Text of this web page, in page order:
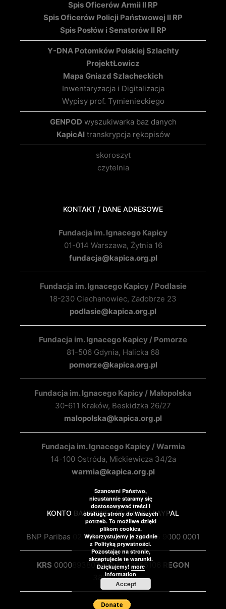
Spis Oficerów Armii II RP
Spis Oficerów Policji Państwowej II RP
Spis Posłów i Senatorów II RP
Y-DNA Potomków Polskiej Szlachty
ProjektŁowicz
Mapa Gniazd Szlacheckich
Inwentaryzacja i Digitalizacja
Wypisy prof. Tymienieckiego
GENPOD wyszukiwarka baz danych
KapicAItranskrypcja rękopisów
skoroszyt
czytelnia
KONTAKT / DANE ADRESOWE
Fundacja im. Ignacego Kapicy
01-014 Warszawa, Żytnia 16
fundacja@kapica.org.pl
Fundacja im. Ignacego Kapicy / Podlasie
18-230 Ciechanowiec, Zadobrze 23
podlasie@kapica.org.pl
Fundacja im. Ignacego Kapicy / Pomorze
81-506 Gdynia, Halicka 68
pomorze@kapica.org.pl
Fundacja im. Ignacego Kapicy / Małopolska
30-611 Kraków, Beskidzka 26/27
malopolska@kapica.org.pl
Fundacja im. Ignacego Kapicy / Warmia
14-100 Ostróda, Mickiewicza 34/2a
warmia@kapica.org.pl
KONTO BANKOWE / REJESTR / PAYPAL
BNP Paribas 02 1600 1462 1857 0385 9000 0001
KRS 0000893807NIP5272955106
REGON
388677182
Szanowni Państwo,
nieustannie staramy się
dostosowywać treści i
obsługę strony do Waszych
potrzeb. To możliwe dzięki
plikom cookies.
Wykorzystujemy je zgodnie
z Polityką prywatności.
Pozostając na stronie,
akceptujecie te warunki.
Dziękujemy! more
information
Accept